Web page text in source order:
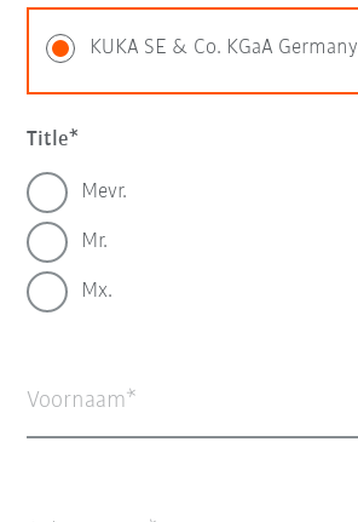
KUKA SE & Co. KGaA Germany
Title
Mevr.
Mr.
Mx.
Voornaam